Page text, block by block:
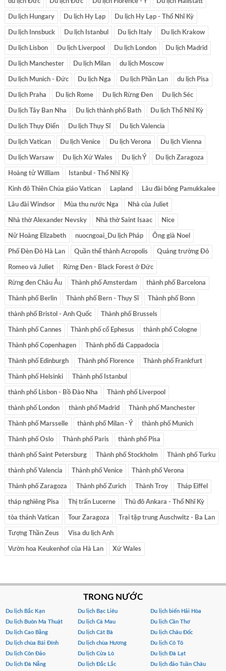
Du lịch Hungary Du lịch Hy Lạp Du lịch Hy Lạp - Thổ Nhĩ Kỳ
Du lịch Innsbuck Du lịch Istanbul Du lịch Italy Du lịch Krakow
Du lịch Lisbon Du lịch Liverpool Du lịch London Du lịch Madrid
Du lịch Manchester Du lịch Milan du lịch Moscow
Du lịch Munich - Đức Du lịch Nga Du lịch Phần Lan du lịch Pisa
Du lịch Praha Du lịch Rome Du lịch Rừng Đen Du lịch Séc
Du lịch Tây Ban Nha Du lịch thành phố Bath Du lịch Thổ Nhĩ Kỳ
Du lịch Thụy Điển Du lịch Thụy Sĩ Du lịch Valencia
Du lịch Vatican Du lịch Venice Du lịch Verona Du lịch Vienna
Du lịch Warsaw Du lịch Xứ Wales Du lịch Ý Du lịch Zaragoza
Hoàng tử William Istanbul - Thổ Nhĩ Kỳ
Kinh đô Thiên Chúa giáo Vatican Lapland Lâu đài bông Pamukkalee
Lâu đài Windsor Mùa thu nước Nga Nhà của Juliet
Nhà thờ Alexander Nevsky Nhà thờ Saint Isaac Nice
Nữ Hoàng Elizabeth nuocngoai_Du lịch Pháp Ông già Noel
Phố Đèn Đỏ Hà Lan Quần thể thành Acropolis Quảng trường Đỏ
Romeo và Juliet Rừng Đen - Black Forest ở Đức
Rừng đen Châu Âu Thành phố Amsterdam thành phố Barcelona
Thành phố Berlin Thành phố Bern - Thụy Sĩ Thành phố Bonn
thành phố Bristol - Anh Quốc Thành phố Brussels
Thành phố Cannes Thành phố cổ Ephesus thành phố Cologne
Thành phố Copenhagen Thành phố đá Cappadocia
Thành phố Edinburgh Thành phố Florence Thành phố Frankfurt
Thành phố Helsinki Thành phố Istanbul
thành phố Lisbon - Bồ Đào Nha Thành phố Liverpool
thành phố London thành phố Madrid Thành phố Manchester
Thành phố Marsselle thành phố Milan - Ý thành phố Munich
Thành phố Oslo Thành phố Paris thành phố Pisa
thành phố Saint Petersburg Thành phố Stockholm Thành phố Turku
thành phố Valencia Thành phố Venice Thành phố Verona
Thành phố Zaragoza Thành phố Zurich Thành Troy Tháp Eiffel
tháp nghiêng Pisa Thị trấn Lucerne Thủ đô Ankara - Thổ Nhĩ Kỳ
tòa thánh Vatican Tour Zaragoza Trại tập trung Auschwitz - Ba Lan
Tượng Thần Zeus Visa du lịch Anh
Vườn hoa Keukenhof của Hà Lan Xứ Wales
TRONG NƯỚC
Du lịch Bắc Kạn Du lịch Bạc Liêu
Du lịch biển Hải Hòa
Du lịch Buôn Ma Thuật
Du lịch Cà Mau
Du lịch Cần Thơ
Du lịch Cao Bằng
Du lịch Cát Bà
Du lịch Châu Đốc
Du lịch chùa Bái Đính
Du lịch chùa Hương
Du lịch Cô Tô
Du lịch Côn Đảo
Du lịch Cửa Lò
Du lịch Đà Lạt
Du lịch Đà Nẵng
Du lịch Đắc Lắc
Du lịch đảo Tuần Châu